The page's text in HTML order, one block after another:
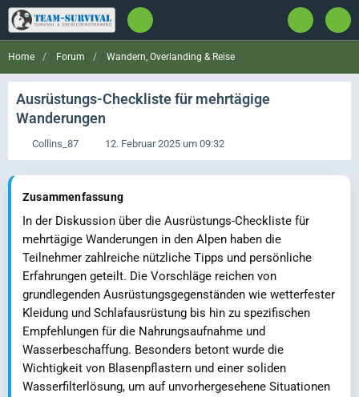
Home Forum Wandern, Overlanding & Reise
Ausrüstungs-Checkliste für mehrtägige
Wanderungen
Collins_87 12. Februar 2025 um 09:32
Zusammenfassung
In der Diskussion über die Ausrüstungs-Checkliste für
mehrtägige Wanderungen in den Alpen haben die
Teilnehmer zahlreiche nützliche Tipps und persönliche
Erfahrungen geteilt. Die Vorschläge reichen von
grundlegenden Ausrüstungsgegenständen wie wetterfester
Kleidung und Schlafausrüstung bis hin zu spezifischen
Empfehlungen für die Nahrungsaufnahme und
Wasserbeschaffung. Besonders betont wurde die
Wichtigkeit von Blasenpflastern und einer soliden
Wasserfilterlösung, um auf unvorhergesehene Situationen